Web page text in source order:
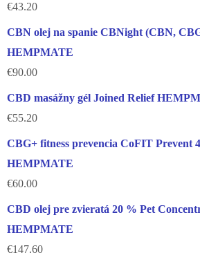
€43.20
CBN olej na spanie CBNight (CBN,
HEMPMATE
€90.00
CBD masážny gél Joined Relief
€55.20
CBG+ fitness prevencia CoFIT Prevent
HEMPMATE
€60.00
CBD olej pre zvieratá 20 % Pet
HEMPMATE
€147.60